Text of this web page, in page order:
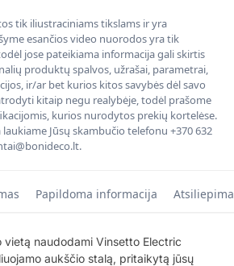
tik iliustraciniams tikslams ir yra
esančios video nuorodos yra tik
jose pateikiama informacija gali skirtis
produktų spalvos, užrašai, parametrai,
ir/ar bet kurios kitos savybės dėl savo
kitaip negu realybėje, todėl prašome
kurios nurodytos prekių kortelėse.
Jūsų skambučio telefonu +370 632
Papildoma informacija
vietą naudodami Vinsetto Electric
aukščio stalą, pritaikytą jūsų